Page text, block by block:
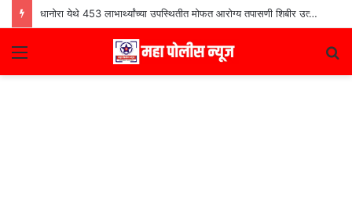
धानोरा येथे 453 लाभार्थ्यांच्या उपस्थितीत मोफत आरोग्य तपासणी शिबीर उत्साहात
Menu